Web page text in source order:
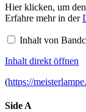
Inhalt
von
Bandcamp
Hier klicken, um
Erfahre mehr in der
Inhalt von
Inhalt direkt öffnen
(https://
Side A